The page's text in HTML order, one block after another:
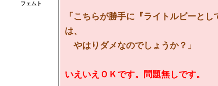
「こちらが勝手に『ライトルビーとし
は、
いえいえＯＫです。問題無しです。